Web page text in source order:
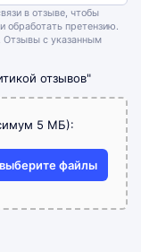
в отзыве, чтобы
обработать претензию.
Отзывы с указанным
отзывов"
5 МБ):
выберите файлы